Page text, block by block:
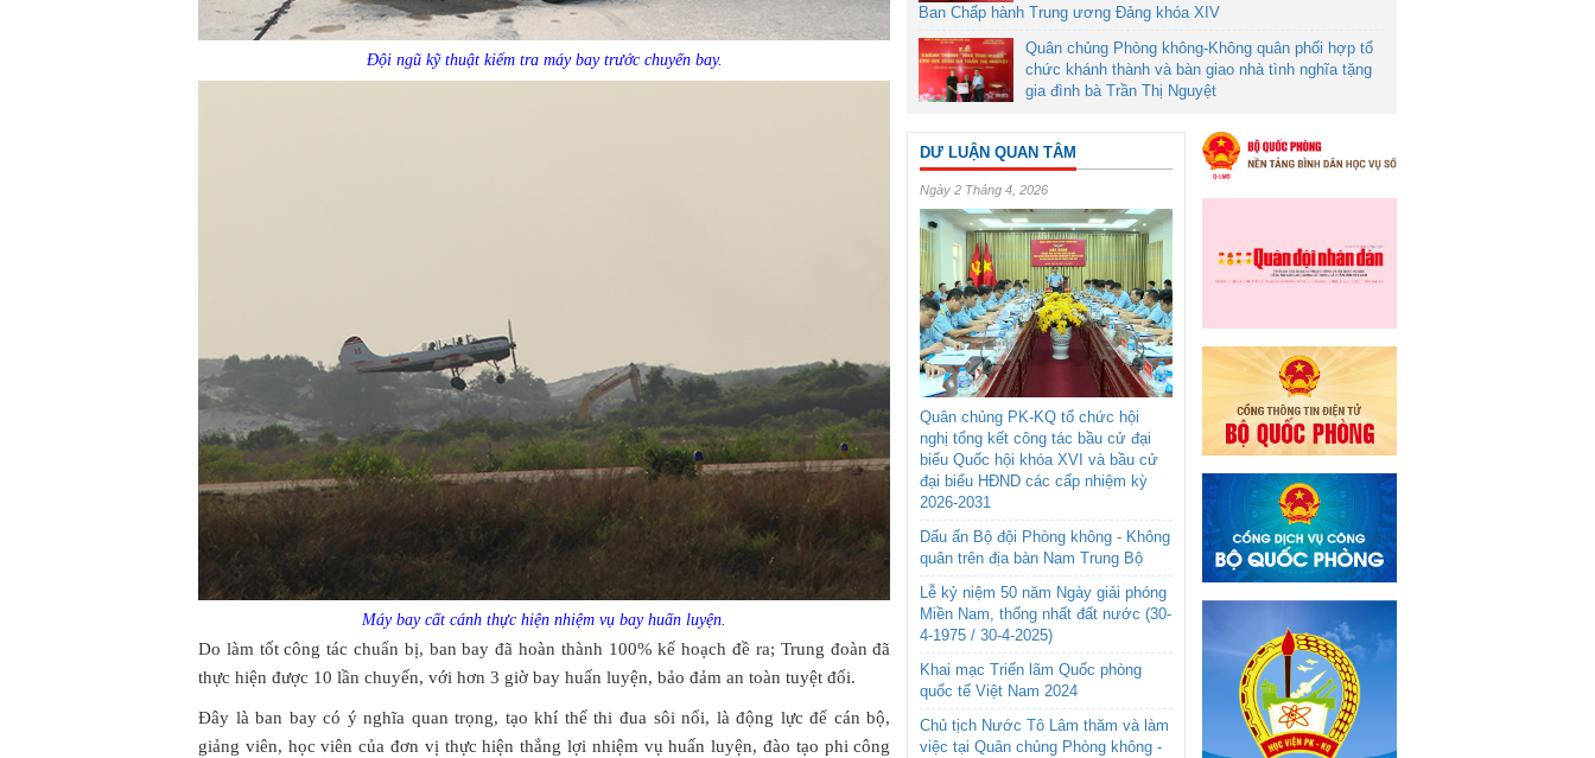
Đội ngũ kỹ thuật kiểm tra máy bay trước chuyến bay.
Máy bay cất cánh thực hiện nhiệm vụ bay huấn luyện.
Do làm tốt công tác chuẩn bị, ban bay đã hoàn thành 100% kế hoạch đề ra; Trung đoàn đã
thực hiện được 10 lần chuyến, với hơn 3 giờ bay huấn luyện, bảo đảm an toàn tuyệt đối.
Đây là ban bay có ý nghĩa quan trọng, tạo khí thế thi đua sôi nổi, là động lực để cán bộ,
giảng viên, học viên của đơn vị thực hiện thắng lợi nhiệm vụ huấn luyện, đào tạo phi công
Ban Chấp hành Trung ương Đảng khóa XIV
Quân chủng Phòng không-Không quân phối hợp tổ
chức khánh thành và bàn giao nhà tình nghĩa tặng
gia đình bà Trần Thị Nguyệt
DƯ LUẬN QUAN TÂM
Ngày 2 Tháng 4, 2026
Quân chủng PK-KQ tổ chức hội
nghị tổng kết công tác bầu cử đại
biểu Quốc hội khóa XVI và bầu cử
đại biểu HĐND các cấp nhiệm kỳ
2026-2031
Dấu ấn Bộ đội Phòng không - Không
quân trên địa bàn Nam Trung Bộ
Lễ kỷ niệm 50 năm Ngày giải phóng
Miền Nam, thống nhất đất nước (30-
4-1975 / 30-4-2025)
Khai mạc Triển lãm Quốc phòng
quốc tế Việt Nam 2024
Chủ tịch Nước Tô Lâm thăm và làm
việc tại Quân chủng Phòng không -